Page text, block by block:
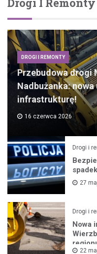
DROGI I REMONTY
Przebudowa drogi
Nadbużanka:
infrastrukturę!
16 czerwca 2026
Drogi i
27
Drogi i
Nowa
22